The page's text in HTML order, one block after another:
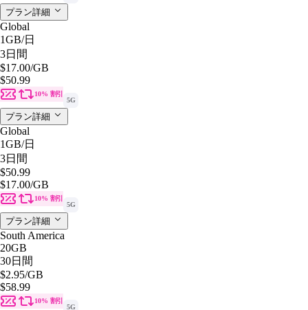
プラン詳細
Global
1GB/日
3日間
$17.00/GB
$50.99
10% 割引
5G
プラン詳細
Global
1GB/日
3日間
$50.99
$17.00/GB
10% 割引
5G
プラン詳細
South America
20GB
30日間
$2.95/GB
$58.99
10% 割引
5G